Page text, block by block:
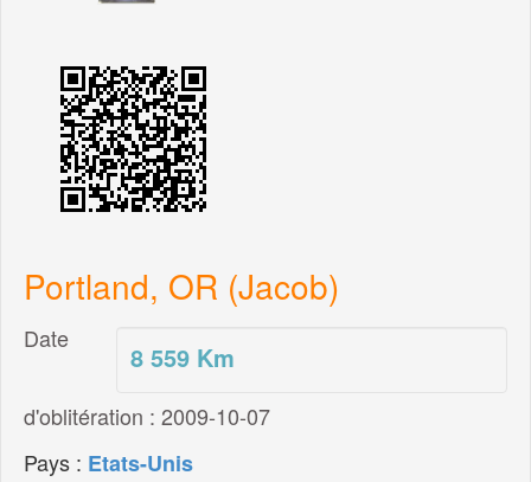
Portland, OR (Jacob)
8 559 Km
Date
d'oblitération : 2009-10-07
Pays : Etats-Unis